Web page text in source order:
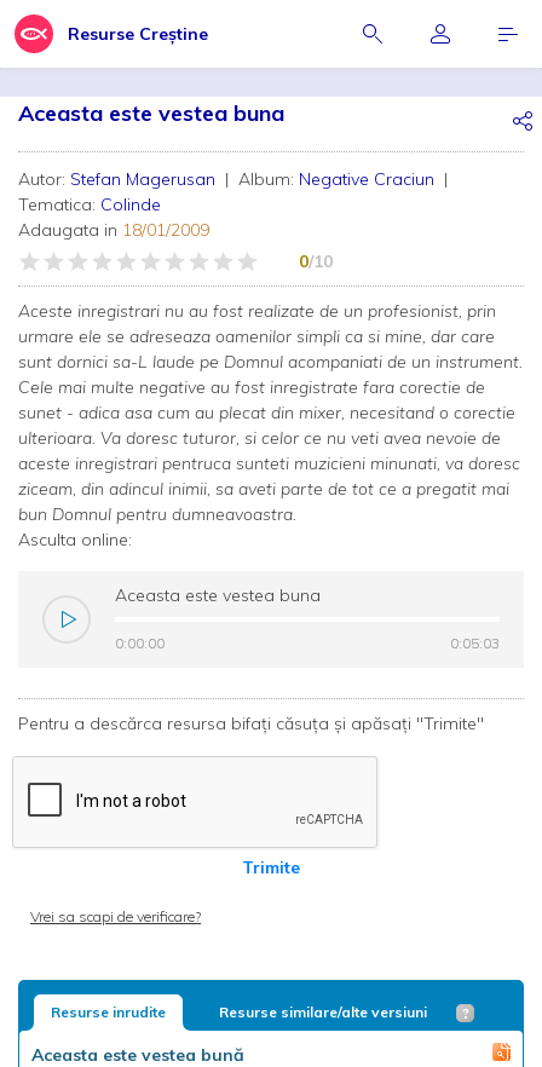
Resurse Creștine
Aceasta este vestea buna
Autor: Stefan Magerusan | Album: Negative Craciun |
Tematica: Colinde
Adaugata in 18/01/2009
0/10
Aceste inregistrari nu au fost realizate de un profesionist, prin
urmare ele se adreseaza oamenilor simpli ca si mine, dar care
sunt dornici sa-L laude pe Domnul acompaniati de un instrument.
Cele mai multe negative au fost inregistrate fara corectie de
sunet - adica asa cum au plecat din mixer, necesitand o corectie
ulterioara. Va doresc tuturor, si celor ce nu veti avea nevoie de
aceste inregistrari pentruca sunteti muzicieni minunati, va doresc
ziceam, din adincul inimii, sa aveti parte de tot ce a pregatit mai
bun Domnul pentru dumneavoastra.
Asculta online:
Aceasta este vestea buna
0:00:00 0:05:03
0:00:00 0:05:03
Pentru a descărca resursa bifați căsuța și apăsați "Trimite"
Trimite
Vrei sa scapi de verificare?
Resurse inrudite Resurse similare/alte versiuni
Aceasta este vestea bună